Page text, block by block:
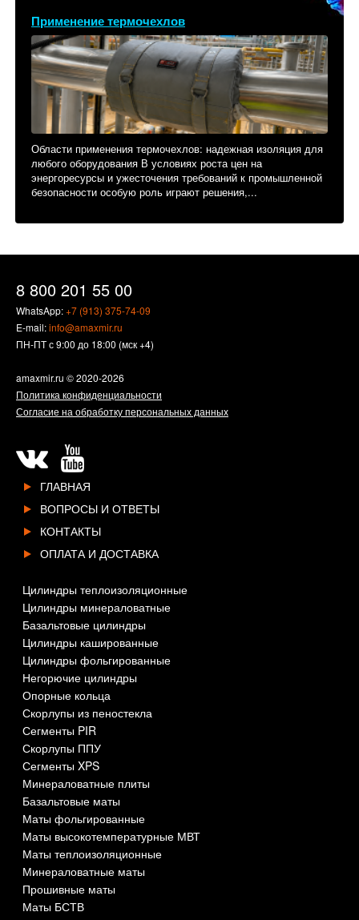
Применение термочехлов
Области применения термочехлов: надежная изоляция для
любого оборудования В условиях роста цен на
энергоресурсы и ужесточения требований к промышленной
безопасности особую роль играют решения,...
8 800 201 55 00
WhatsApp:+7 (913) 375-74-09
E-mail:info@amaxmir.ru
ПН-ПТ с 9:00 до 18:00 (мск +4)
amaxmir.ru © 2020-2026
Политика конфиденциальности
Согласие на обработку персональных данных
ГЛАВНАЯ
ВОПРОСЫ И ОТВЕТЫ
КОНТАКТЫ
ОПЛАТА И ДОСТАВКА
Цилиндры теплоизоляционные
Цилиндры минераловатные
Базальтовые цилиндры
Цилиндры кашированные
Цилиндры фольгированные
Негорючие цилиндры
Опорные кольца
Скорлупы из пеностекла
Сегменты PIR
Скорлупы ППУ
Сегменты XPS
Минераловатные плиты
Базальтовые маты
Маты фольгированные
Маты высокотемпературные МВТ
Маты теплоизоляционные
Минераловатные маты
Прошивные маты
Маты БСТВ